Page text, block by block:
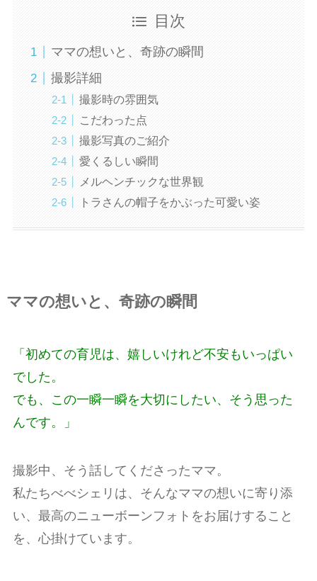
目次
ママの想いと、奇跡の瞬間
撮影詳細
撮影時の雰囲気
こだわった点
撮影写真のご紹介
愛くるしい瞬間
メルヘンチックな世界観
トラさんの帽子をかぶった可愛い姿
ママの想いと、奇跡の瞬間
「初めての育児は、嬉しいけれど不安もいっぱい
でした。
でも、この一瞬一瞬を大切にしたい、そう思った
んです。」
撮影中、そう話してくださったママ。
私たちべべシェリは、そんなママの想いに寄り添
い、最高のニューボーンフォトをお届けすること
を、心掛けています。